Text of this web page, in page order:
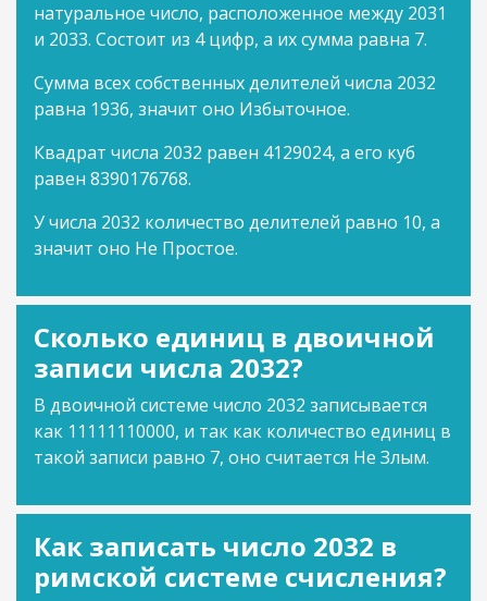
натуральное число, расположенное между 2031
и 2033. Состоит из 4 цифр, а их сумма равна 7.
Сумма всех собственных делителей числа 2032
равна 1936, значит оно Избыточное.
Квадрат числа 2032 равен 4129024, а его куб
равен 8390176768.
У числа 2032 количество делителей равно 10, а
значит оно Не Простое.
Сколько единиц в двоичной
записи числа 2032?
В двоичной системе число 2032 записывается
как 11111110000, и так как количество единиц в
такой записи равно 7, оно считается Не Злым.
Как записать число 2032 в
римской системе счисления?